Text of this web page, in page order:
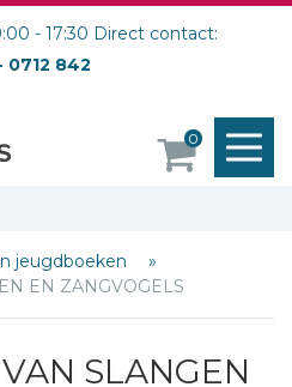
- 17:30 Direct contact:
0712 842
0
jeugdboeken
EN ZANGVOGELS
SLANGEN